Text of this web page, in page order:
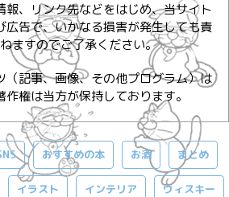
報、リンク先などをはじめ、当サイト
広告で、いかなる損害が発生しても責
ますのでご了承ください。
（記事、画像、その他プログラム）は
権は当方が保持しております。
おすすめの本 お酒 まとめ
イラスト インテリア ウィスキー